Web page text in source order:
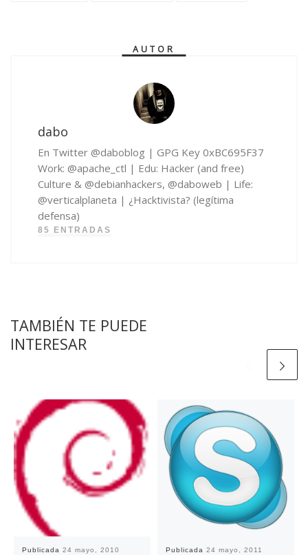
AUTOR
dabo
En Twitter @daboblog | GPG Key 0xBC695F37
Work: @apache_ctl | Edu: Hacker (and free)
Culture & @debianhackers, @daboweb | Life:
@verticalplaneta | ¿Hacktivista? (legítima
defensa)
85 ENTRADAS
TAMBIÉN TE PUEDE
INTERESAR
Publicada 24 mayo, 2010 Publicada 24 mayo, 2011